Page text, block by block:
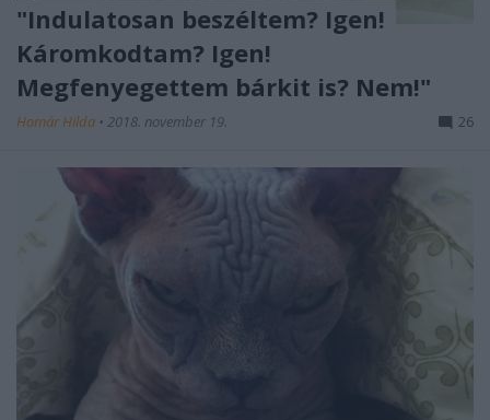
"Indulatosan beszéltem? Igen!
Káromkodtam? Igen!
Megfenyegettem bárkit is? Nem!"
Homár Hilda • 2018. november 19. 26